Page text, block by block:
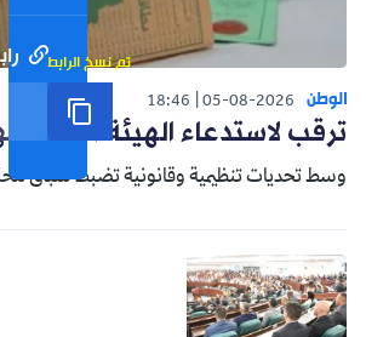
تم نسخ الرابط
الوطن 05-08-2026
18:46
ترقب لاستدعاء الهيئة الناخبة
وسط تحديات تنظيمية وقانونية تضبط سباق محليات